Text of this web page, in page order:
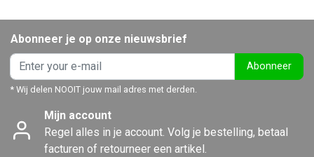
Abonneer je op onze nieuwsbrief
Abonneer
* Wij delen NOOIT jouw mail adres met derden.
Mijn account
Regel alles in je account. Volg je bestelling, betaal
facturen of retourneer een artikel.